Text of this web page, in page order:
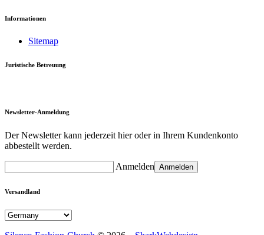
Informationen
Sitemap
Juristische Betreuung
Newsletter-Anmeldung
Der Newsletter kann jederzeit hier oder in Ihrem Kundenkonto
abbestellt werden.
Anmelden Anmelden
Versandland